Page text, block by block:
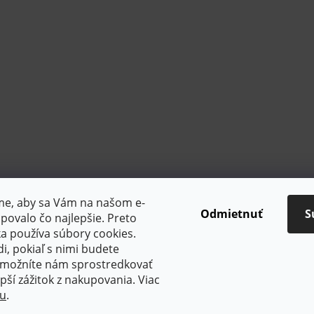
aby sa Vám na našom e-
čo najlepšie. Preto
používa súbory cookies.
pokiaľ s nimi budete
nám sprostredkovať
zážitok z nakupovania. Viac
.
Odmietnuť